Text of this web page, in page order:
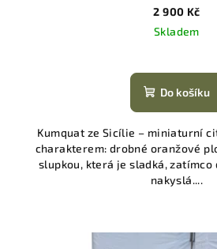
2 900 Kč
Skladem
Do košíku
Kumquat ze Sicílie – miniaturní
charakterem: drobné oranžové
slupkou, která je sladká, zatímco
nakyslá....